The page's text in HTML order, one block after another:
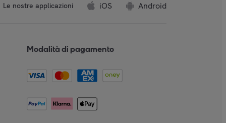
Le nostre applicazioni iOS Android
Modalità di pagamento